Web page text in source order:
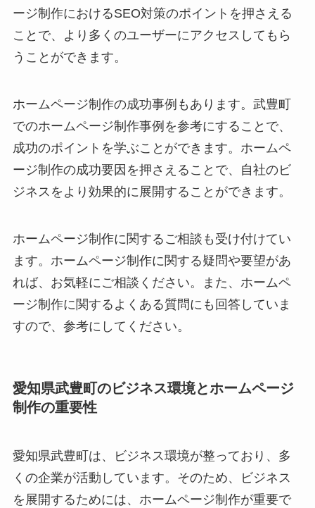
ージ制作におけるSEO対策のポイントを押さえる
ことで、より多くのユーザーにアクセスしてもら
うことができます。
ホームページ制作の成功事例もあります。武豊町
でのホームページ制作事例を参考にすることで、
成功のポイントを学ぶことができます。ホームペ
ージ制作の成功要因を押さえることで、自社のビ
ジネスをより効果的に展開することができます。
ホームページ制作に関するご相談も受け付けてい
ます。ホームページ制作に関する疑問や要望があ
れば、お気軽にご相談ください。また、ホームペ
ージ制作に関するよくある質問にも回答していま
すので、参考にしてください。
愛知県武豊町のビジネス環境とホームページ
制作の重要性
愛知県武豊町は、ビジネス環境が整っており、多
くの企業が活動しています。そのため、ビジネス
を展開するためには、ホームページ制作が重要で